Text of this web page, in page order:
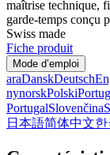
maîtrise technique,
garde-temps conçu
Swiss made
Fiche produit
Mode d’emploi
araDanskDeutsch
nynorskPolski
PortugalSlovenčina
日本語简体中文한